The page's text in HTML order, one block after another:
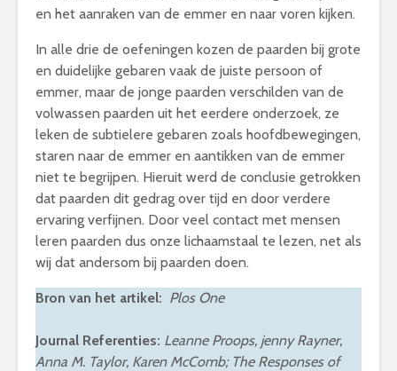
en het aanraken van de emmer en naar voren kijken.
In alle drie de oefeningen kozen de paarden bij grote
en duidelijke gebaren vaak de juiste persoon of
emmer, maar de jonge paarden verschilden van de
volwassen paarden uit het eerdere onderzoek, ze
leken de subtielere gebaren zoals hoofdbewegingen,
staren naar de emmer en aantikken van de emmer
niet te begrijpen. Hieruit werd de conclusie getrokken
dat paarden dit gedrag over tijd en door verdere
ervaring verfijnen. Door veel contact met mensen
leren paarden dus onze lichaamstaal te lezen, net als
wij dat andersom bij paarden doen.
Bron van het artikel: Plos One
Journal Referenties: Leanne Proops, jenny Rayner,
Anna M. Taylor, Karen McComb; The Responses of